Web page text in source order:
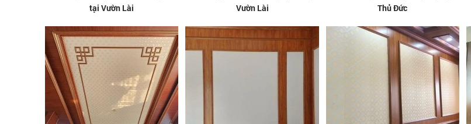
tại Vườn Lài
Vườn Lài
Thủ Đức